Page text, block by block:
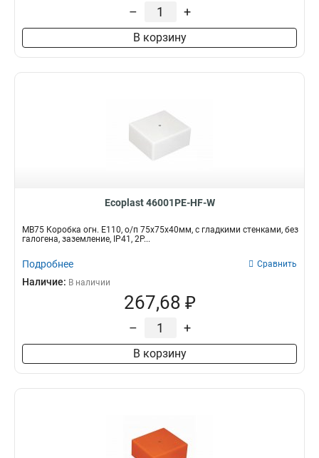
– +
В корзину
Ecoplast 46001PE-HF-W
MB75 Коробка огн. E110, о/п 75х75х40мм, с гладкими стенками, без
галогена, заземление, IP41, 2P...
Подробнее Сравнить
Наличие: В наличии
267,68 ₽
– +
В корзину